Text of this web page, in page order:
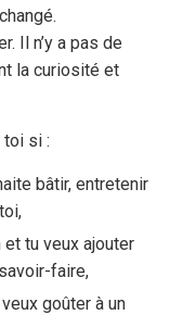
Il n’y a pas de
la curiosité et
si :
bâtir, entretenir
tu veux ajouter
faire,
goûter à un